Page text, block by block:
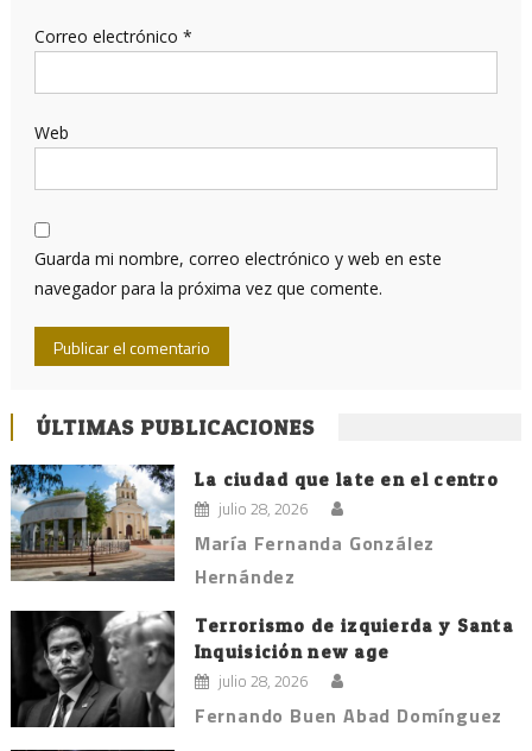
Correo electrónico *
Web
Guarda mi nombre, correo electrónico y web en este
navegador para la próxima vez que comente.
ÚLTIMAS PUBLICACIONES
La ciudad que late en el centro
julio 28, 2026
María Fernanda González
Hernández
Terrorismo de izquierda y Santa
Inquisición new age
julio 28, 2026
Fernando Buen Abad Domínguez